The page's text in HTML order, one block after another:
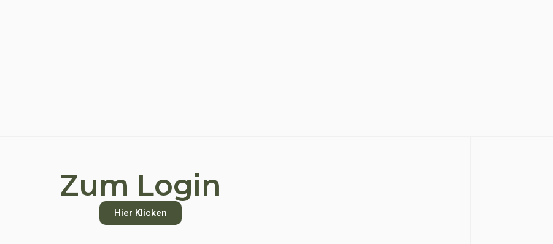
Zum Login
Hier Klicken